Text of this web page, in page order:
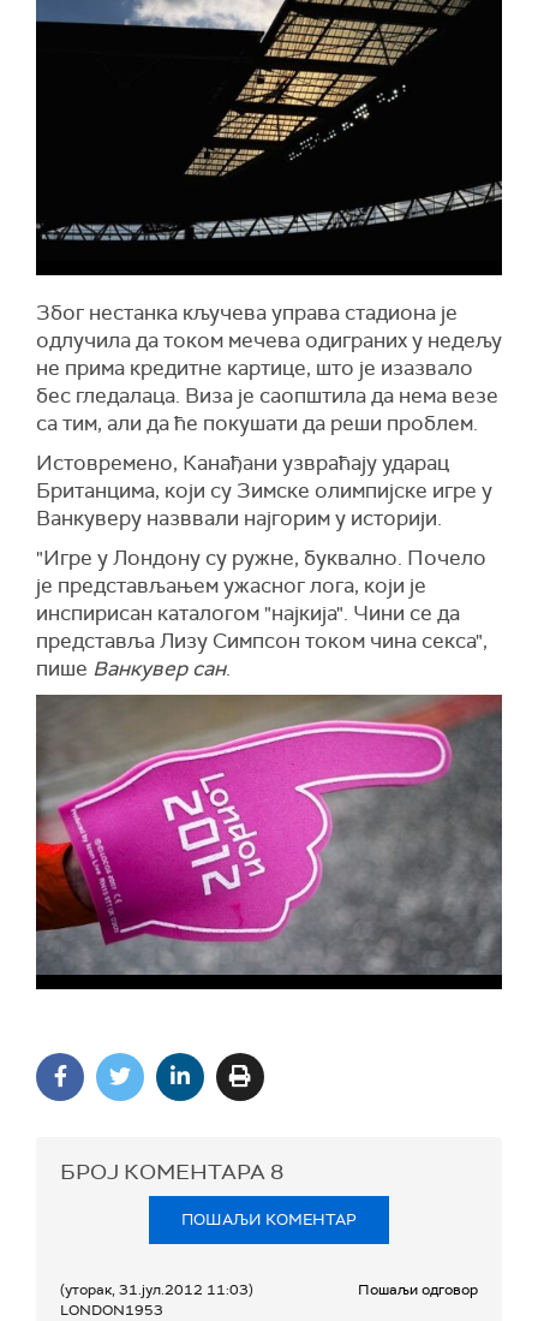
Због нестанка кључева управа стадиона је
одлучила да током мечева одиграних у недељу
не прима кредитне картице, што је изазвало
бес гледалаца. Виза је саопштила да нема везе
са тим, али да ће покушати да реши проблем.
Истовремено, Канађани узвраћају ударац
Британцима, који су Зимске олимпијске игре у
Ванкуверу назввали најгорим у историји.
"Игре у Лондону су ружне, буквално. Почело
је представљањем ужасног лога, који је
инспирисан каталогом "најкија". Чини се да
представља Лизу Симпсон током чина секса",
пише Ванкувер сан.
БРОЈ КОМЕНТАРА 8
ПОШАЉИ КОМЕНТАР
(уторак, 31.јул.2012 11:03)
LONDON1953
Пошаљи одговор